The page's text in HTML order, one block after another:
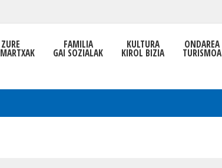
ZURE FAMILIA
GAI SOZIALAK
KULTURA
KIROL BIZIA
ONDAREA
TURISMOA